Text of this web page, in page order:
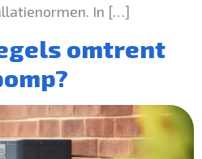
In […]
omtrent